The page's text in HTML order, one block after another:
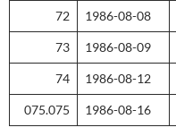
72 1986-08-08
73 1986-08-09
74 1986-08-12
075.075 1986-08-16